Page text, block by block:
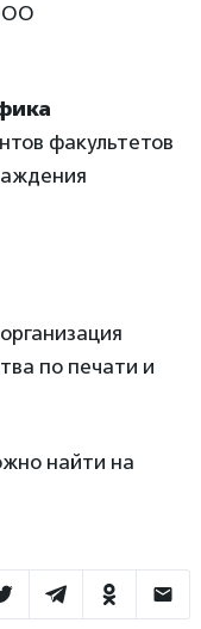
факультетов
по печати и
найти на